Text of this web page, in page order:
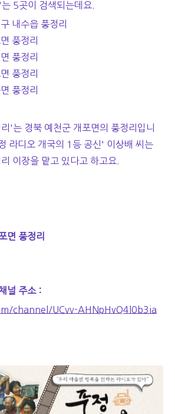
5곳이 검색되는데요.
내수읍 풍정리
풍정리
풍정리
풍정리
풍정리
'는 경북 예천군 개포면의 풍정리입니
라디오 개국의 1등 공신' 이상배 씨는
이장을 맡고 있다고 하고요.
면 풍정리
널 주소 :
channel/UCvv-AHNpHvQ4l0b3ia